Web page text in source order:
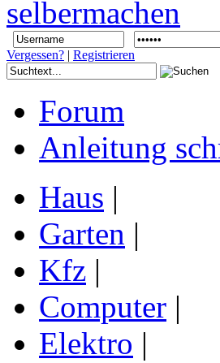
Vergessen? | Registrieren
Forum
Anleitung
Haus |
Garten |
Kfz |
Computer |
Elektro |